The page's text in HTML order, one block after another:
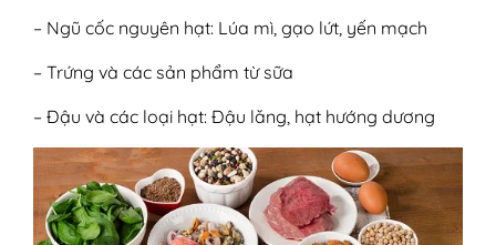
– Ngũ cốc nguyên hạt: Lúa mì, gạo lứt, yến mạch
– Trứng và các sản phẩm từ sữa
– Đậu và các loại hạt: Đậu lăng, hạt hướng dương